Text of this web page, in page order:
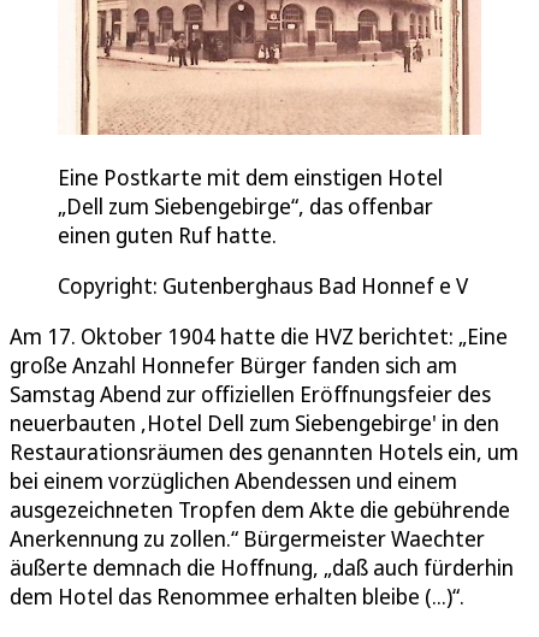
Eine Postkarte mit dem einstigen Hotel
„Dell zum Siebengebirge“, das offenbar
einen guten Ruf hatte.
Copyright: Gutenberghaus Bad Honnef e V
Am 17. Oktober 1904 hatte die HVZ berichtet: „Eine
große Anzahl Honnefer Bürger fanden sich am
Samstag Abend zur offiziellen Eröffnungsfeier des
neuerbauten ,Hotel Dell zum Siebengebirge' in den
Restaurationsräumen des genannten Hotels ein, um
bei einem vorzüglichen Abendessen und einem
ausgezeichneten Tropfen dem Akte die gebührende
Anerkennung zu zollen.“ Bürgermeister Waechter
äußerte demnach die Hoffnung, „daß auch fürderhin
dem Hotel das Renommee erhalten bleibe (...)“.